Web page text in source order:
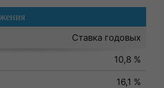
Ставка годовых
10,8 %
16,1 %